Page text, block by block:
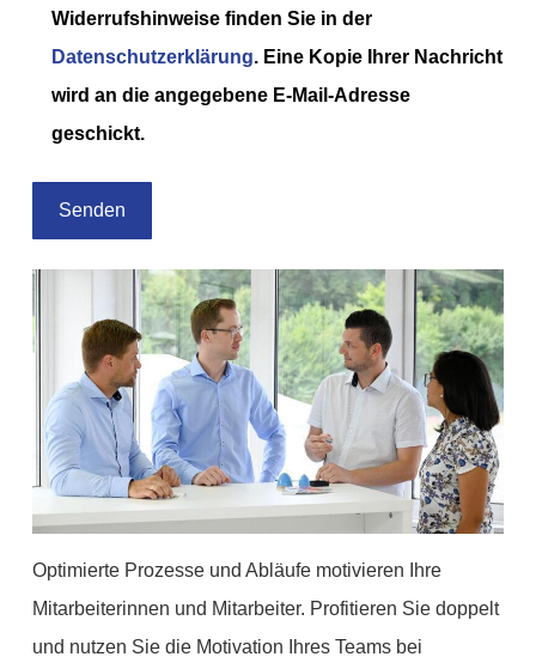
Widerrufshinweise finden Sie in der
Datenschutzerklärung. Eine Kopie Ihrer Nachricht
wird an die angegebene E-Mail-Adresse
geschickt.
Optimierte Prozesse und Abläufe motivieren Ihre
Mitarbeiterinnen und Mitarbeiter. Profitieren Sie doppelt
und nutzen Sie die Motivation Ihres Teams bei